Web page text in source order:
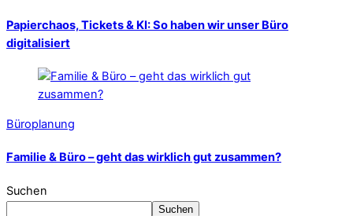
Papierchaos, Tickets & KI: So haben wir unser Büro
digitalisiert
Büroplanung
Familie & Büro – geht das wirklich gut zusammen?
Suchen
Suchen